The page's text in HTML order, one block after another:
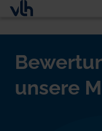
unsere